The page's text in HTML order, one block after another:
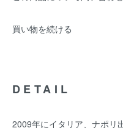
買い物を続ける
DETAIL
2009年にイタリア、ナポリ